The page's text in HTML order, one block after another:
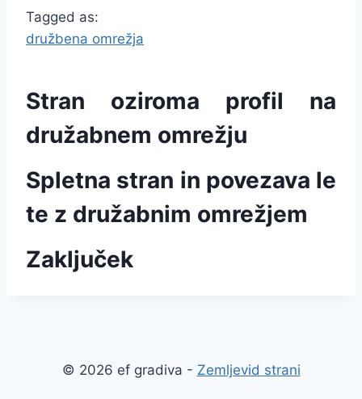
Tagged as:
družbena omrežja
Stran oziroma profil na
družabnem omrežju
Spletna stran in povezava le
te z družabnim omrežjem
Zaključek
© 2026 ef gradiva - Zemljevid strani